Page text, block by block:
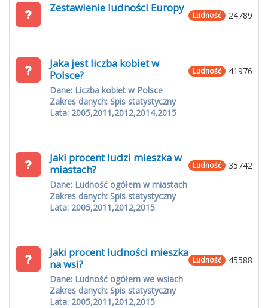
24789
Ludność
Zestawienie ludności Europy
41976
Ludność
Jaka jest liczba kobiet w
Polsce?
Dane: Liczba kobiet w Polsce
Zakres danych: Spis statystyczny
Lata: 2005,2011,2012,2014,2015
35742
Ludność
Jaki procent ludzi mieszka w
miastach?
Dane: Ludność ogółem w miastach
Zakres danych: Spis statystyczny
Lata: 2005,2011,2012,2015
45588
Ludność
Jaki procent ludności mieszka
na wsi?
Dane: Ludność ogółem we wsiach
Zakres danych: Spis statystyczny
Lata: 2005,2011,2012,2015